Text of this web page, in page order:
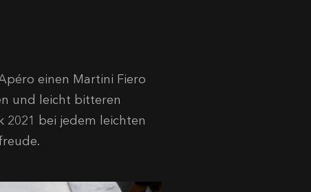
einen Martini Fiero
und leicht bitteren
2021 bei jedem leichten